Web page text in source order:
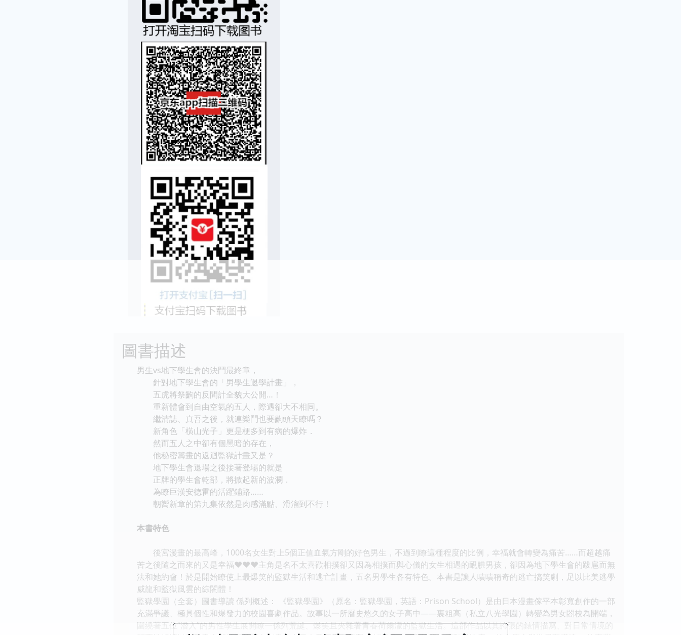
圖書描述
男生vs地下學生會的決鬥最終章，
針對地下學生會的「男學生退學計畫」，
五虎將祭齣的反間計全貌大公開…！
重新體會到自由空氣的五人，際遇卻大不相同。
繼清誌、真吾之後，就連樂鬥也要齣頭天瞭嗎？
新角色「橫山光子」更是梗多到有病的爆炸．
然而五人之中卻有個黑暗的存在，
他秘密籌畫的返迴監獄計畫又是？
地下學生會退場之後接著登場的就是
正牌的學生會乾部，將掀起新的波瀾．
為瞭巨漢安德雷的活躍鋪路……
朝嚮新章的第九集依然是肉感滿點、滑溜到不行！
本書特色
後宮漫畫的最高峰，1000名女生對上5個正值血氣方剛的好色男生，不過到瞭這種程度的比例，幸福就會轉變為痛苦……而超越痛
苦之後隨之而來的又是幸福♥♥♥主角是名不太喜歡相撲卻又因為相撲而與心儀的女生相遇的靦腆男孩，卻因為地下學生會的跋扈而無
法和她約會！於是開始瞭使上最爆笑的監獄生活和逃亡計畫，五名男學生各有特色。本書是讓人嘖嘖稱奇的逃亡搞笑劇，足以比美逃學
威龍和監獄風雲的綜閤體！
監獄學園（全套）圖書導讀 係列概述： 《監獄學園》（原名：監獄學園，英語：Prison School）是由日本漫畫傢平本彰寬創作的一部
充滿爭議、極具個性和爆發力的校園喜劇作品。故事以一所曆史悠久的女子高中——裏粗高（私立八光學園）轉變為男女閤校為開端，
圍繞著五位“潛入”的男性學生展開瞭一係列荒誕、爆笑且夾雜著青春荷爾濛的監獄生活。這部作品以其誇張的錶情描寫、對日常情境的